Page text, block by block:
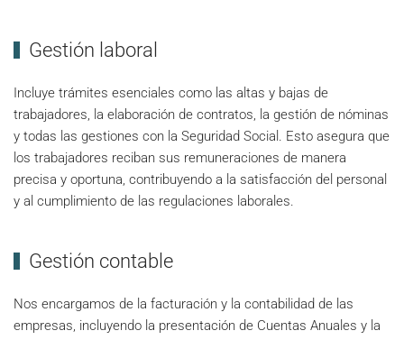
Gestión laboral
Incluye trámites esenciales como las altas y bajas de
trabajadores, la elaboración de contratos, la gestión de nóminas
y todas las gestiones con la Seguridad Social. Esto asegura que
los trabajadores reciban sus remuneraciones de manera
precisa y oportuna, contribuyendo a la satisfacción del personal
y al cumplimiento de las regulaciones laborales.
Gestión contable
Nos encargamos de la facturación y la contabilidad de las
empresas, incluyendo la presentación de Cuentas Anuales y la